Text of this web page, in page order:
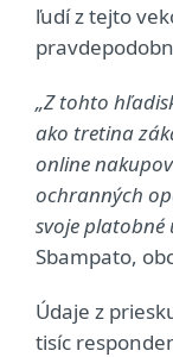
ľudí z tejto
„Z tohto
ako tretina
online
ochranných
svoje platobné
Sbampato,
Údaje z
tisíc